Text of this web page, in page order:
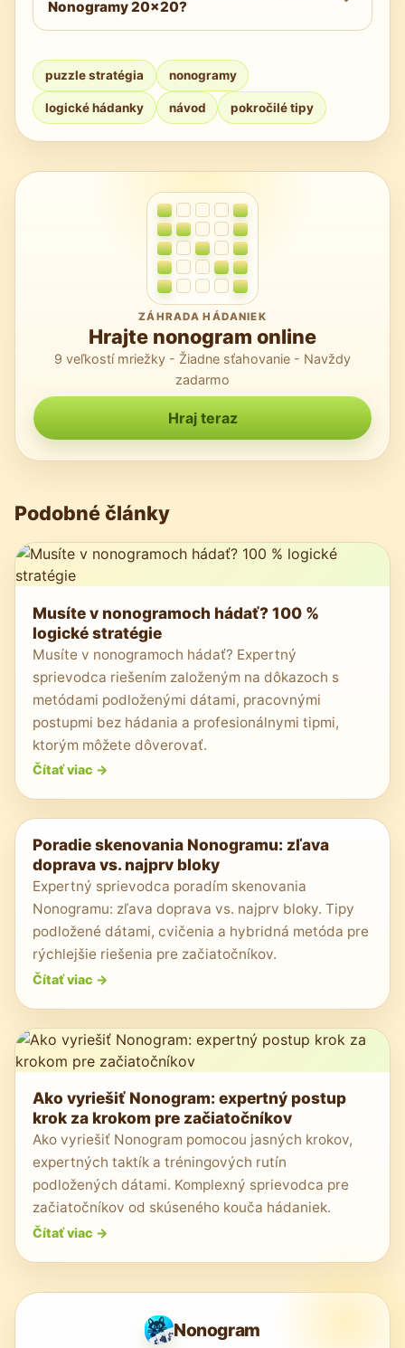
pracovných postupov: vypočítajte okná
istôt.
Nonogramy 20×20?
bezplatné, rýchle dosky a prehľadné
nástroje. Pravidelné opakovanie buduje
tempo a presnosť na veľkých, zložitých
mriežkach.
puzzle stratégia nonogramy
logické hádanky návod pokročilé tipy
ZÁHRADA HÁDANIEK
Hrajte nonogram online
9 veľkostí mriežky - Žiadne sťahovanie - Navždy
zadarmo
Hraj teraz
Podobné články
Musíte v nonogramoch hádať? 100 %
logické stratégie
Musíte v nonogramoch hádať? Expertný
sprievodca riešením založeným na dôkazoch s
metódami podloženými dátami, pracovnými
postupmi bez hádania a profesionálnymi tipmi,
ktorým môžete dôverovať.
Čítať viac ->
Poradie skenovania Nonogramu: zľava
doprava vs. najprv bloky
Expertný sprievodca poradím skenovania
Nonogramu: zľava doprava vs. najprv bloky. Tipy
podložené dátami, cvičenia a hybridná metóda pre
rýchlejšie riešenia pre začiatočníkov.
Čítať viac ->
Ako vyriešiť Nonogram: expertný postup
krok za krokom pre začiatočníkov
Ako vyriešiť Nonogram pomocou jasných krokov,
expertných taktík a tréningových rutín
podložených dátami. Komplexný sprievodca pre
začiatočníkov od skúseného kouča hádaniek.
Čítať viac ->
Nonogram